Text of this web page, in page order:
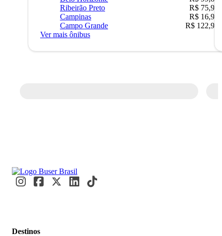
Ribeirão Preto
R$ 75,90
Campinas
R$ 16,90
Campo Grande
R$ 122,90
Ver mais ônibus
Destinos